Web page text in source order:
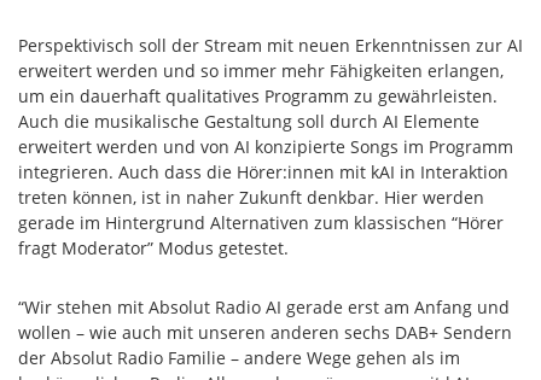
Perspektivisch soll der Stream mit neuen Erkenntnissen zur AI
erweitert werden und so immer mehr Fähigkeiten erlangen,
um ein dauerhaft qualitatives Programm zu gewährleisten.
Auch die musikalische Gestaltung soll durch AI Elemente
erweitert werden und von AI konzipierte Songs im Programm
integrieren. Auch dass die Hörer:innen mit kAI in Interaktion
treten können, ist in naher Zukunft denkbar. Hier werden
gerade im Hintergrund Alternativen zum klassischen “Hörer
fragt Moderator” Modus getestet.
“Wir stehen mit Absolut Radio AI gerade erst am Anfang und
wollen – wie auch mit unseren anderen sechs DAB+ Sendern
der Absolut Radio Familie – andere Wege gehen als im